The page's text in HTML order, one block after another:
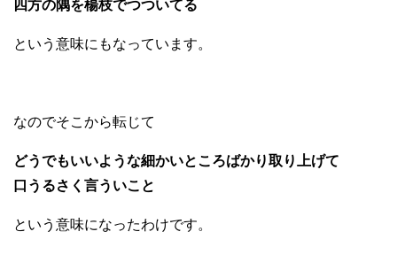
四方の隅を楊枝でつついてる
という意味にもなっています。
なのでそこから転じて
どうでもいいような細かいところばかり取り上げて
口うるさく言ういこと
という意味になったわけです。